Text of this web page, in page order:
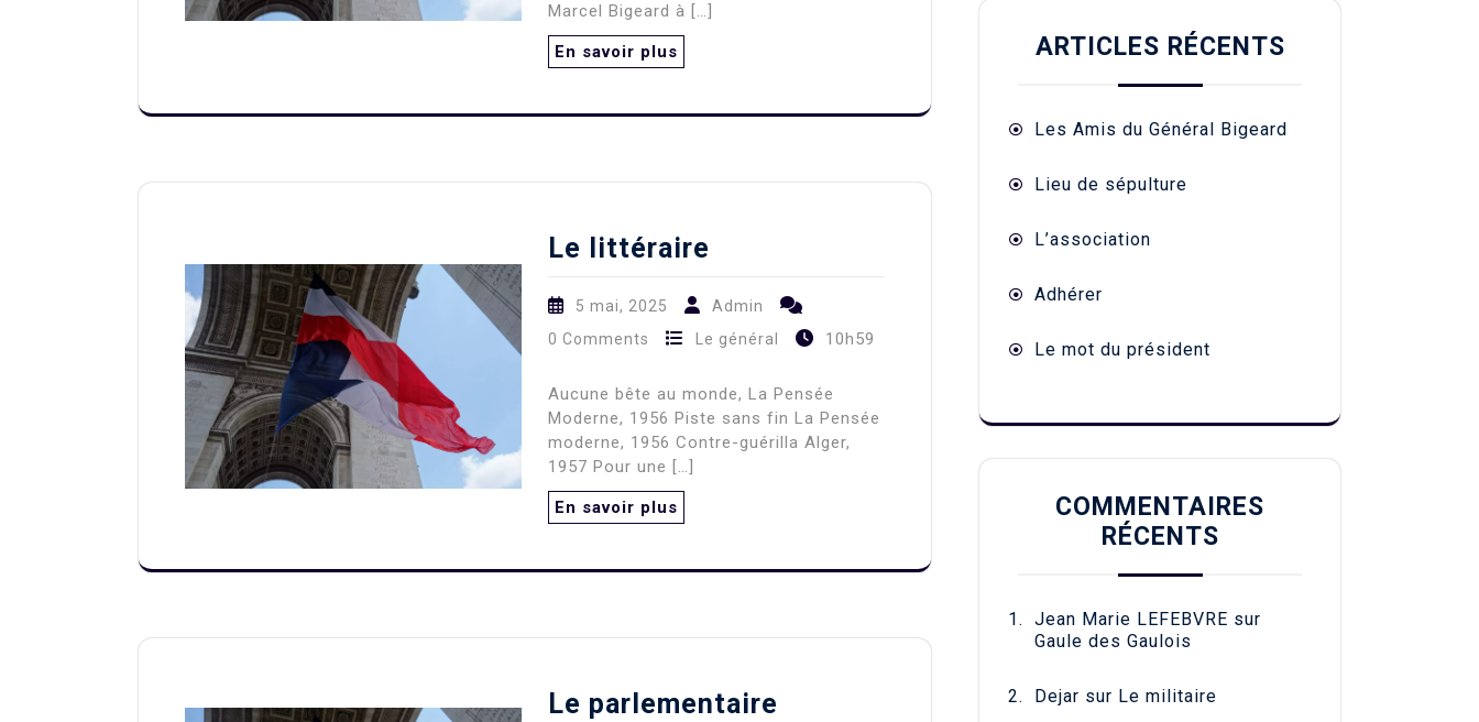
Marcel Bigeard à […]
En savoir plus
Le littéraire
5 mai, 2025
Admin
0 Comments
Le général 10h59
Aucune bête au monde, La Pensée
Moderne, 1956 Piste sans fin La Pensée
moderne, 1956 Contre-guérilla Alger,
1957 Pour une […]
En savoir plus
Le parlementaire
ARTICLES RÉCENTS
Les Amis du Général Bigeard
Lieu de sépulture
L’association
Adhérer
Le mot du président
COMMENTAIRES
RÉCENTS
Jean Marie LEFEBVRE sur
Gaule des Gaulois
Dejar sur Le militaire